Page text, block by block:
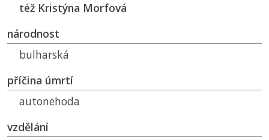
též Kristýna Morfová
národnost
bulharská
příčina úmrtí
autonehoda
vzdělání